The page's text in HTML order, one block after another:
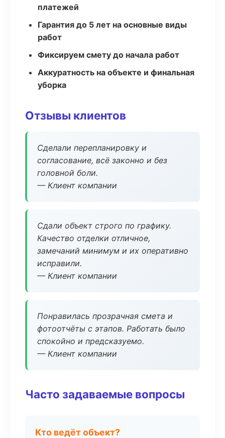
платежей
Гарантия до 5 лет на основные виды
работ
Фиксируем смету до начала работ
Аккуратность на объекте и финальная
уборка
Отзывы клиентов
Сделали перепланировку и
согласование, всё законно и без
головной боли.
— Клиент компании
Сдали объект строго по графику.
Качество отделки отличное,
замечаний минимум и их оперативно
исправили.
— Клиент компании
Понравилась прозрачная смета и
фотоотчёты с этапов. Работать было
спокойно и предсказуемо.
— Клиент компании
Часто задаваемые вопросы
Кто ведёт объект?